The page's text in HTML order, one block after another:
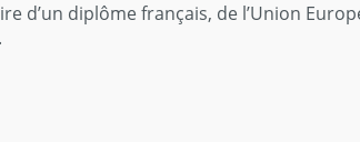
d’un diplôme français, de l’Union